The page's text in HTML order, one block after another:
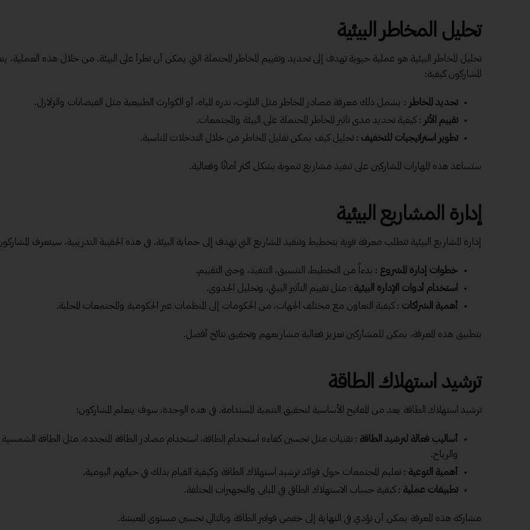
تحليل المخاطر البيئية
تحليل المخاطر البيئية هو عملية حيوية تهدف إلى تحديد وتقييم المخاطر المحتملة التي يمكن أن تطرأ على البيئة. من خلال هذه العملية،
المشاركون كيفية:
تحديد المخاطر : يشمل ذلك معرفة مصادر المخاطر مثل التلوث، ندرة المياه، أو الكوارث الطبيعية مثل الفيضانات والزلازل.
تقييم الأثر : كيفية تحديد مدى تأثير المخاطر المحتملة على البيئة والمجتمعات.
تطوير استراتيجيات للتخفيف : تحليل كيف يمكن تقليل المخاطر من خلال التدخلات المناسبة.
ستساعد هذه المهارات المشاركين على تنفيذ مشاريع تنموية بشكل أكثر أمانًا وفعالية.
إدارة المشاريع البيئية
إدارة المشاريع البيئية تتطلب معرفة قوية بتخطيط وتنفيذ المشاريع التي تهدف إلى حماية البيئة. في هذه الحقيبة التدريبية، سيتعرف
خطوات إدارة المشروع : بدءاً من التخطيط، التنسيق، التنفيذ، وحتى التقييم.
استخدام أدوات الإدارة البيئية : مثل تقييم التأثير البيئي، وتحليل الجدوى.
أهمية الشراكات : كيفية التعاون مع مختلف الجهات، من الحكومات إلى المنظمات غير الحكومية والمجتمعات المحلية.
بتطبيق هذه المعرفة، يمكن للمشاركين تعزيز فعالية مشاريعهم وتحقيق نتائج أفضل.
ترشيد استهلاك الطاقة
ترشيد استهلاك الطاقة يعد من المفاتيح الأساسية لتحقيق التنمية المستدامة. في هذه الوحدة، سوف يتعلم المشاركون:
أساليب فعالة لترشيد الطاقة : تقنيات مثل تحسين كفاءة استخدام الطاقة، استخدام مصادر الطاقة المتجددة، مثل الطاقة الشمسية
والرياح.
أهمية التوعية : تعليم المجتمعات حول فوائد ترشيد استهلاك الطاقة وكيفية القيام بذلك في حياتهم اليومية.
تطبيقات عملية : كيفية حساب الاستهلاك الطاقي في المباني والتجهيزات المختلفة.
مشاركة هذه المعرفة يمكن أن تؤدي في النهاية إلى خفض فواتير الطاقة وبالتالي تحسين مستوى المعيشة.